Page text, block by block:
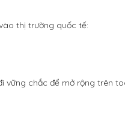
thị trường quốc tế:
vững chắc để mở rộng trên